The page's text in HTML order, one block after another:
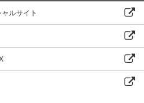
ルサイト